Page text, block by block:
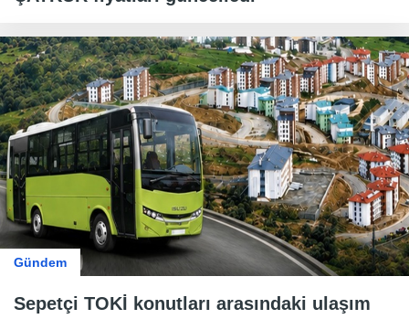
Gündem
Sepetçi TOKİ konutları arasındaki ulaşım